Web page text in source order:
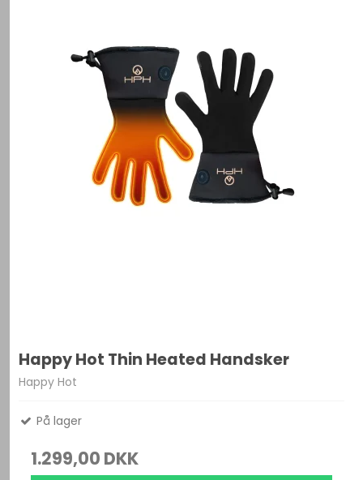
Happy Hot Thin Heated Handsker
Happy Hot
På lager
1.299,00 DKK